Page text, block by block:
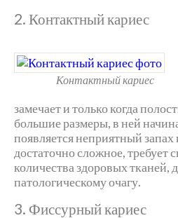
2. Контактный кариес
Контактный кариес
замечает и только когда
большие размеры, в ней
появляется неприятный запах
достаточно сложное, требует
количества здоровых тканей,
патологическому очагу.
3. Фиссурный кариес